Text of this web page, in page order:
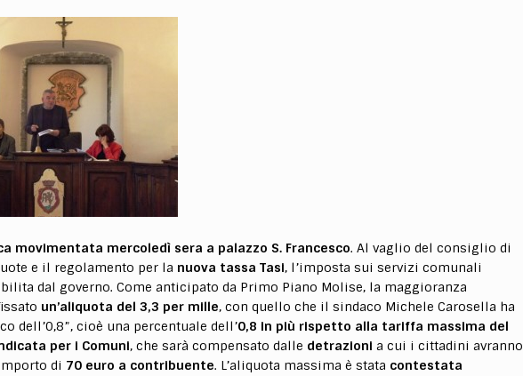
movimentata mercoledì sera a palazzo S. Francesco. Al vaglio del consiglio di
e il regolamento per la nuova tassa Tasi, l’imposta sui servizi comunali
dal governo. Come anticipato da Primo Piano Molise, la maggioranza
un’aliquota del 3,3 per mille, con quello che il sindaco Michele Carosella ha
dell’0,8”, cioè una percentuale dell’0,8 in più rispetto alla tariffa massima del
per i Comuni, che sarà compensato dalle detrazioni a cui i cittadini avranno
di 70 euro a contribuente. L’aliquota massima è stata contestata